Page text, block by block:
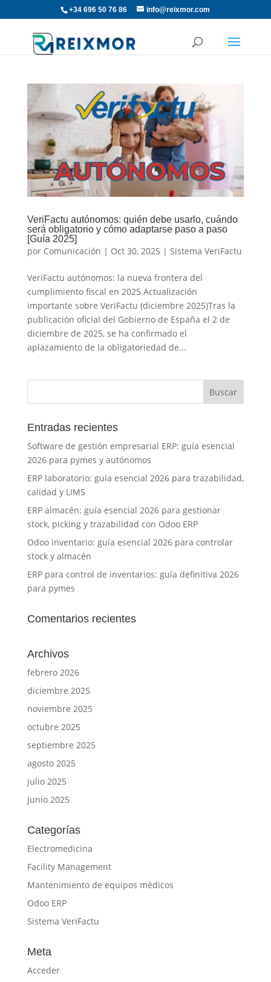
+34 696 50 76 86 info@reixmor.com
VeriFactu autónomos: quién debe usarlo, cuándo
será obligatorio y cómo adaptarse paso a paso
[Guía 2025]
por Comunicación | Oct 30, 2025 | Sistema VeriFactu
VeriFactu autónomos: la nueva frontera del
cumplimiento fiscal en 2025 Actualización
importante sobre VeriFactu (diciembre 2025)Tras la
publicación oficial del Gobierno de España el 2 de
diciembre de 2025, se ha confirmado el
aplazamiento de la obligatoriedad de...
Entradas recientes
Software de gestión empresarial ERP: guía esencial
2026 para pymes y autónomos
ERP laboratorio: guía esencial 2026 para trazabilidad,
calidad y LIMS
ERP almacén: guía esencial 2026 para gestionar
stock, picking y trazabilidad con Odoo ERP
Odoo inventario: guía esencial 2026 para controlar
stock y almacén
ERP para control de inventarios: guía definitiva 2026
para pymes
Comentarios recientes
Archivos
febrero 2026
diciembre 2025
noviembre 2025
octubre 2025
septiembre 2025
agosto 2025
julio 2025
junio 2025
Categorías
Electromedicina
Facility Management
Mantenimiento de equipos médicos
Odoo ERP
Sistema VeriFactu
Meta
Acceder